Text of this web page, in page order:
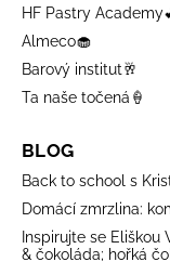
HF Pastry
Almeco🧁
Barový institut🥂
Ta naše točená🍦
BLOG
Back to school s
Domácí zmrzlina:
Inspirujte se Eliškou
& čokoláda; hořká